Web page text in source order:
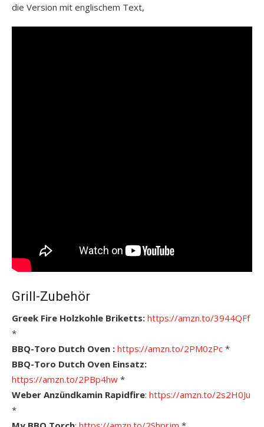
die Version mit englischem Text,
Grill-Zubehör
Greek Fire Holzkohle Briketts: https://amzn.to/3944QFf
*
BBQ-Toro Dutch Oven : https://amzn.to/2PM0zPc *
BBQ-Toro Dutch Oven Einsatz:
https://amzn.to/2PBp4hw *
Weber Anzündkamin Rapidfire: https://amzn.to/2s2H0Ju
*